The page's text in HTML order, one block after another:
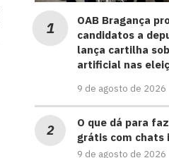
OAB Bragança
candidatos a
lança cartilha
artificial nas
9 de agosto de 2026
O que dá para
grátis com chats
9 de agosto de 2026